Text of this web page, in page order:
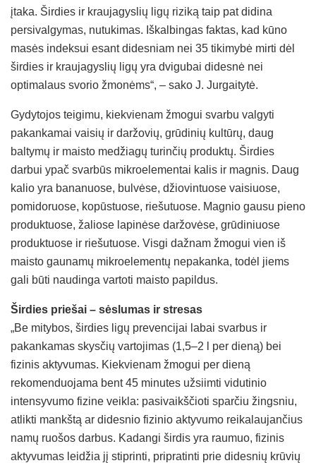
įtaka. Širdies ir kraujagyslių ligų riziką taip pat didina
persivalgymas, nutukimas. Iškalbingas faktas, kad kūno
masės indeksui esant didesniam nei 35 tikimybė mirti dėl
širdies ir kraujagyslių ligų yra dvigubai didesnė nei
optimalaus svorio žmonėms“, – sako J. Jurgaitytė.
Gydytojos teigimu, kiekvienam žmogui svarbu valgyti
pakankamai vaisių ir daržovių, grūdinių kultūrų, daug
baltymų ir maisto medžiagų turinčių produktų. Širdies
darbui ypač svarbūs mikroelementai kalis ir magnis. Daug
kalio yra bananuose, bulvėse, džiovintuose vaisiuose,
pomidoruose, kopūstuose, riešutuose. Magnio gausu pieno
produktuose, žaliose lapinėse daržovėse, grūdiniuose
produktuose ir riešutuose. Visgi dažnam žmogui vien iš
maisto gaunamų mikroelementų nepakanka, todėl jiems
gali būti naudinga vartoti maisto papildus.
Širdies priešai – sėslumas ir stresas
„Be mitybos, širdies ligų prevencijai labai svarbus ir
pakankamas skysčių vartojimas (1,5–2 l per dieną) bei
fizinis aktyvumas. Kiekvienam žmogui per dieną
rekomenduojama bent 45 minutes užsiimti vidutinio
intensyvumo fizine veikla: pasivaikščioti sparčiu žingsniu,
atlikti mankštą ar didesnio fizinio aktyvumo reikalaujančius
namų ruošos darbus. Kadangi širdis yra raumuo, fizinis
aktyvumas leidžia jį stiprinti, pripratinti prie didesnių krūvių